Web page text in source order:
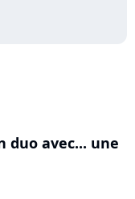
duo avec... une